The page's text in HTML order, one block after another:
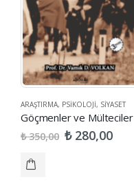
ARAŞTIRMA, PSIKOLOJI, SIYASET
Göçmenler ve Mülteciler
₺350,00 ₺280,00